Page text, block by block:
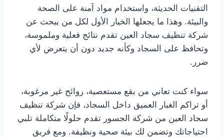
التقنيات الحديثة، واستخدام مواد آمنة على الصحة
والبيئة. وهذا ما يجعلها الخيار الأول لكل من يبحث عن
شركة تنظيف سجاد العين تقدم نتائج فعلية وملموسة،
وتحافظ على السجاد وكأنه جديد دون أن يتعرض لأي
ضرر.
سواء كنت تعاني من بقع مستعصية، روائح غير مرغوبة،
أو تراكم الغبار العميق داخل السجاد، فإن شركة تنظيف
سجاد العين من شركة الجسور تقدم حلولًا متكاملة تلبي
احتياجاتك وتضمن لك بيئة صحية ونظيفة. ومع فريق